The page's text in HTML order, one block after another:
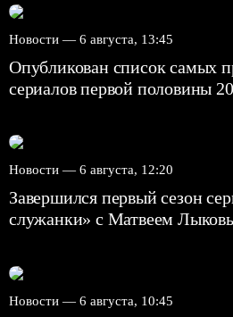
Новости — 6 августа, 13:45
Опубликован список самых
сериалов первой половины
Новости — 6 августа, 12:20
Завершился первый сезон
служанки» с Матвеем
Новости — 6 августа, 10:45